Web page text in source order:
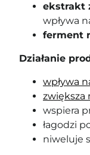
ekstrakt
wpływa
ferment
Działanie
wpływa
zwiększa
wspiera
łagodzi
niweluje